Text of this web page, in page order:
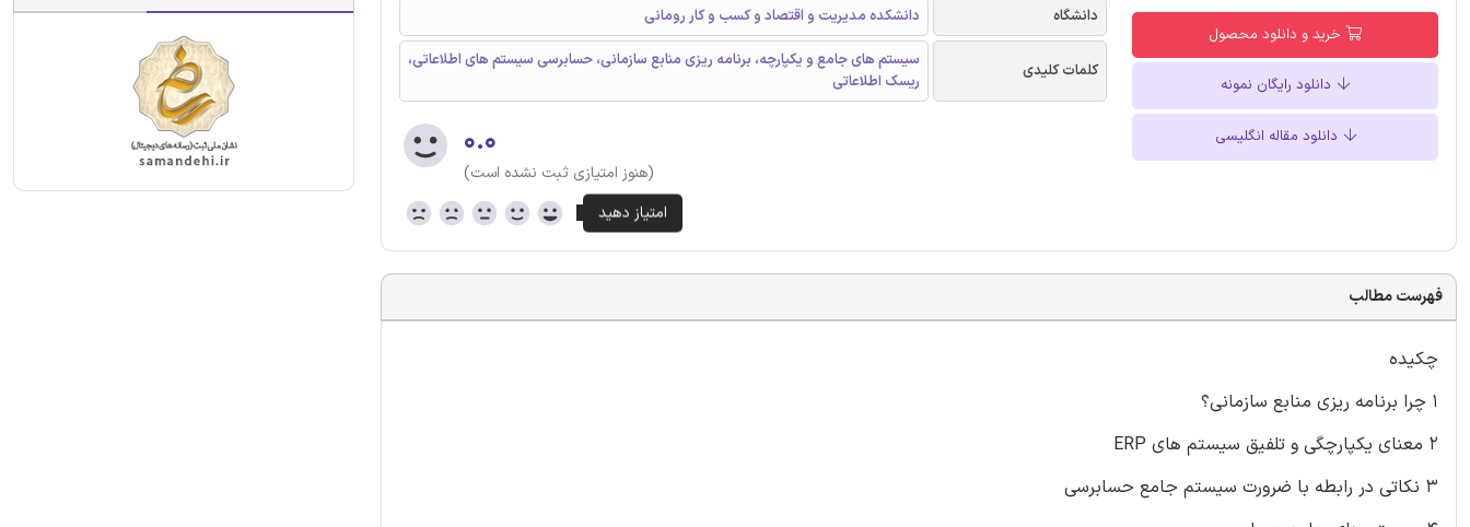
خرید و دانلود محصول
دانلود رایگان نمونه
دانلود مقاله انگلیسی
دانشگاه دانشکده مدیریت و اقتصاد و کسب و کار رومانی
کلمات کلیدی
سیستم های جامع و یکپارچه، برنامه ریزی منابع سازمانی، حسابرسی سیستم های اطلاعاتی،
ریسک اطلاعاتی
۰.۰
(هنوز امتیازی ثبت نشده است)
فهرست مطالب
چکیده
۱ چرا برنامه ریزی منابع سازمانی؟
۲ معنای یکپارچگی و تلفیق سیستم های ERP
۳ نکاتی در رابطه با ضرورت سیستم جامع حسابرسی